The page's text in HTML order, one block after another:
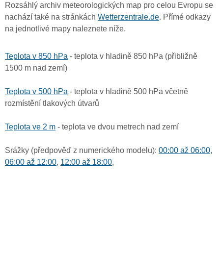
Rozsáhlý archiv meteorologických map pro celou Evropu se
nachází také na stránkách Wetterzentrale.de. Přímé odkazy
na jednotlivé mapy naleznete níže.
Teplota v 850 hPa - teplota v hladině 850 hPa (přibližně
1500 m nad zemí)
Teplota v 500 hPa - teplota v hladině 500 hPa včetně
rozmístění tlakových útvarů
Teplota ve 2 m - teplota ve dvou metrech nad zemí
Srážky (předpověď z numerického modelu): 00:00 až 06:00,
06:00 až 12:00, 12:00 až 18:00,